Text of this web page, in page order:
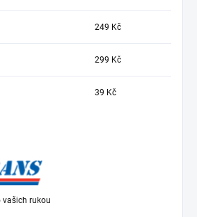
249 Kč
299 Kč
39 Kč
vašich rukou